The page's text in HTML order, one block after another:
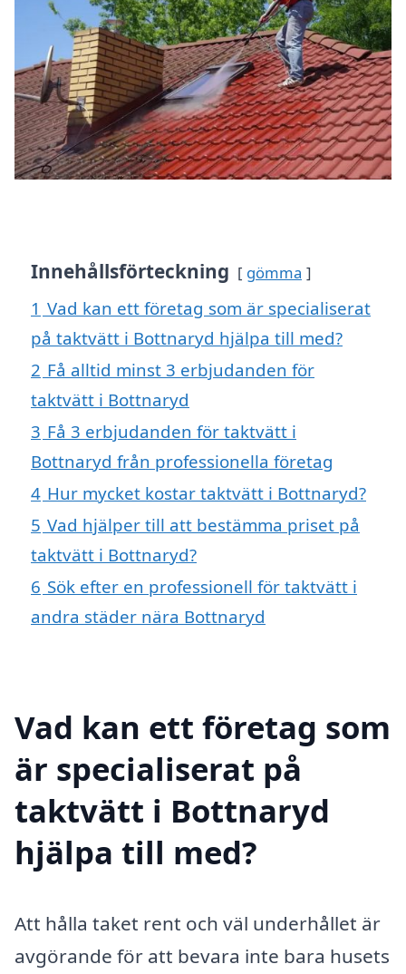
Innehållsförteckning gömma
1 Vad kan ett företag som är specialiserat
på taktvätt i Bottnaryd hjälpa till med?
2 Få alltid minst 3 erbjudanden för
taktvätt i Bottnaryd
3 Få 3 erbjudanden för taktvätt i
Bottnaryd från professionella företag
4 Hur mycket kostar taktvätt i Bottnaryd?
5 Vad hjälper till att bestämma priset på
taktvätt i Bottnaryd?
6 Sök efter en professionell för taktvätt i
andra städer nära Bottnaryd
Vad kan ett företag som
är specialiserat på
taktvätt i Bottnaryd
hjälpa till med?
Att hålla taket rent och väl underhållet är
avgörande för att bevara inte bara husets